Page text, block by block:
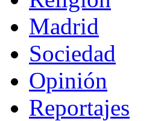
Madrid
Sociedad
Opinión
Reportajes